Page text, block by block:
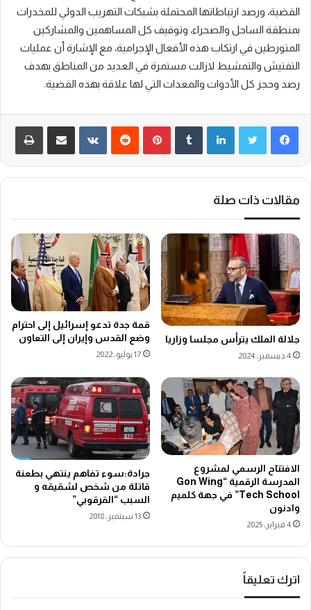
القضية، ورصد ارتباطاتها المحتملة بشبكات التهريب الدولي للمخدرات
بمنطقة الساحل والصحراء، وتوقيف كل المساهمين والمشاركين
المتورطين في ارتكاب هذه الأفعال الإجرامية، مع الإشارة أن عمليات
التفتيش والتمشيط لازالت مستمرة في العديد من المناطق بهدف
رصد وحجز كل الأدوات والمعدات التي لها علاقة بهذه القضية.
لينكدإن بينتيريست ‏VKontakte
مقالات ذات صلة
جلالة الملك يترأس مجلسا وزاريا
4 ديسمبر، 2024
قمة جدة تدعو إسرائيل إلى احترام
وضع القدس وإيران إلى التعاون
17 يوليو، 2022
الافتتاح الرسمي لمشروع
المدرسة الرقمية “Gon Wing
Tech School” في جهة كلميم
وادنون
4 فبراير، 2025
جرادة:سوء تفاهم ينتهي بطعنة
قاتلة من شخص لشقيقه و
السبب “القرقوبي”
13 سبتمبر، 2018
اترك تعليقاً